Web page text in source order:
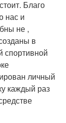
Благо
нас и
не ,
в
спортивной
личный
каждый раз